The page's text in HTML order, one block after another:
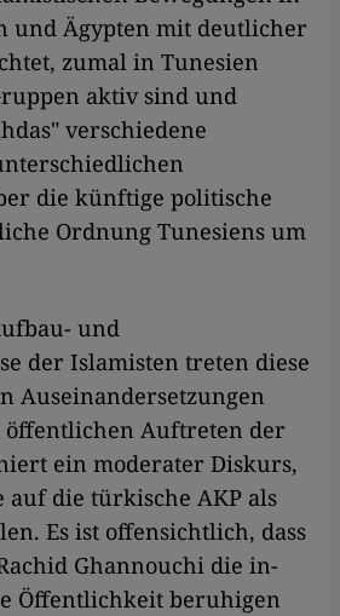
und Ägypten mit deutlicher
zumal in Tunesien
aktiv sind und
verschiedene
die künftige politische
Ordnung Tunesiens um
und
der Islamisten treten diese
Auseinandersetzungen
Auftreten der
ein moderater Diskurs,
auf die türkische AKP als
Es ist offensichtlich, dass
Ghannouchi die in-
Öffentlichkeit beruhigen